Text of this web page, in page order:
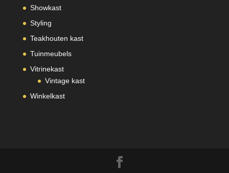
Showkast
Styling
Teakhouten kast
Tuinmeubels
Vitrinekast
Vintage kast
Winkelkast